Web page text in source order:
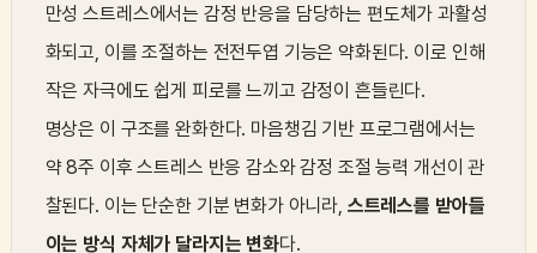
만성 스트레스에서는 감정 반응을 담당하는 편도체가 과활성
화되고, 이를 조절하는 전전두엽 기능은 약화된다. 이로 인해
작은 자극에도 쉽게 피로를 느끼고 감정이 흔들린다.
명상은 이 구조를 완화한다. 마음챙김 기반 프로그램에서는
약 8주 이후 스트레스 반응 감소와 감정 조절 능력 개선이 관
찰된다. 이는 단순한 기분 변화가 아니라, 스트레스를 받아들
이는 방식 자체가 달라지는 변화다.